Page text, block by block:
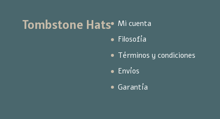
Tombstone Hats
Mi cuenta
Filosofía
Términos y condiciones
Envíos
Garantía